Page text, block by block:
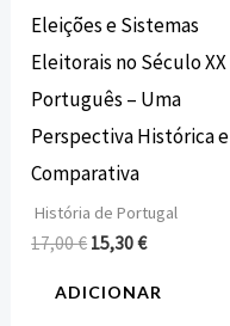
Eleições e Sistemas
Eleitorais no Século XX
Português – Uma
Perspectiva Histórica e
Comparativa
História de Portugal
17,00€ 15,30€
ADICIONAR